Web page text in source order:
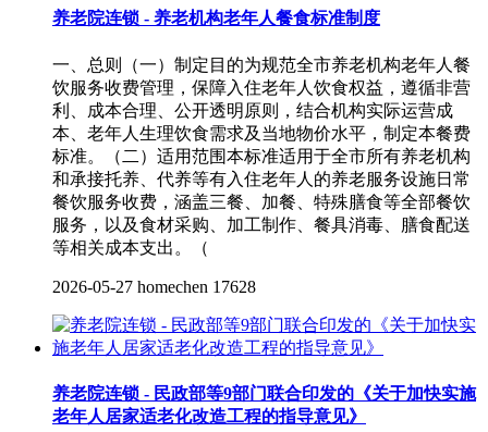
养老院连锁 - 养老机构老年人餐食标准制度
一、总则（一）制定目的为规范全市养老机构老年人餐
饮服务收费管理，保障入住老年人饮食权益，遵循非营
利、成本合理、公开透明原则，结合机构实际运营成
本、老年人生理饮食需求及当地物价水平，制定本餐费
标准。（二）适用范围本标准适用于全市所有养老机构
和承接托养、代养等有入住老年人的养老服务设施日常
餐饮服务收费，涵盖三餐、加餐、特殊膳食等全部餐饮
服务，以及食材采购、加工制作、餐具消毒、膳食配送
等相关成本支出。（
2026-05-27 homechen 17628
养老院连锁 - 民政部等9部门联合印发的《关于加快实施
老年人居家适老化改造工程的指导意见》